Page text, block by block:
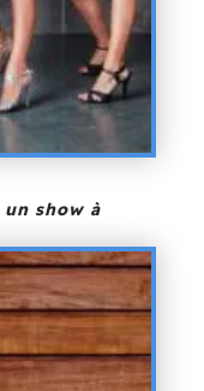
show à